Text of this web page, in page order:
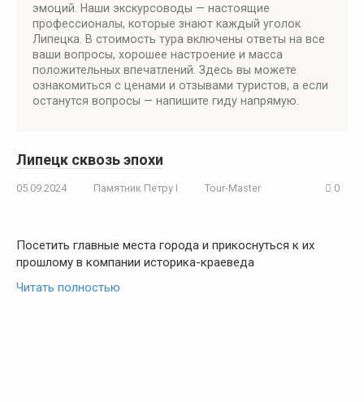
эмоций. Наши экскурсоводы — настоящие
профессионалы, которые знают каждый уголок
Липецка. В стоимость тура включены ответы на все
ваши вопросы, хорошее настроение и масса
положительных впечатлений. Здесь вы можете
ознакомиться с ценами и отзывами туристов, а если
останутся вопросы — напишите гиду напрямую.
Липецк сквозь эпохи
05.09.2024 Памятник Петру I Tour-Master 0
Посетить главные места города и прикоснуться к их
прошлому в компании историка-краеведа
Читать полностью